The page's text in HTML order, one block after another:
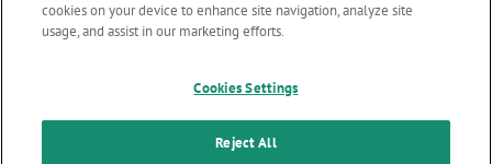
F
無断転載禁止 | お問い合わせ
クッキーポリシー| 透明性に関する指針
cookies on your device to enhance site navigation, analyze site
usage, and assist in our marketing efforts.
Cookies Settings
Reject All